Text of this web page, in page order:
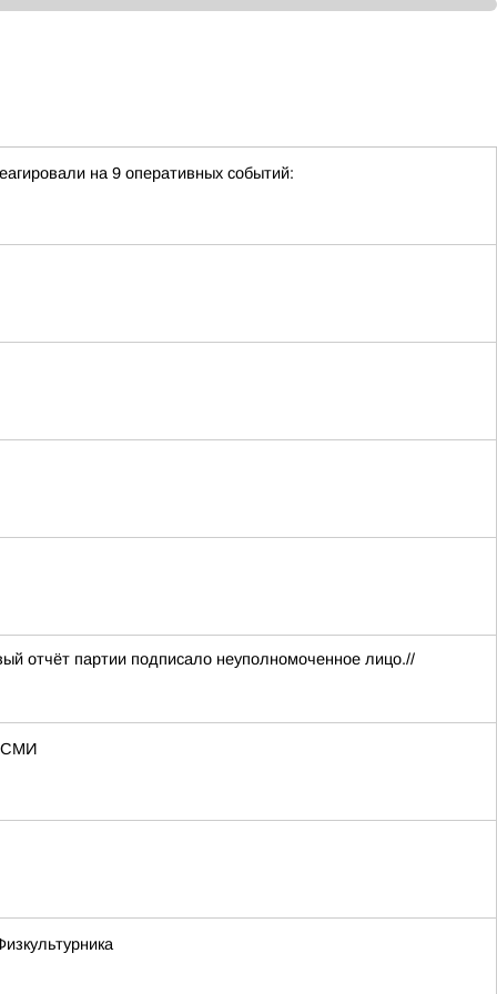
на 9 оперативных событий:
отчёт партии подписало неуполномоченное лицо.//
СМИ